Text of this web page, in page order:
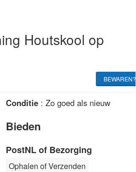
Houtskool op
BEWAREN?
Conditie: Zo goed als nieuw
Bieden
PostNL of Bezorging
Ophalen of Verzenden